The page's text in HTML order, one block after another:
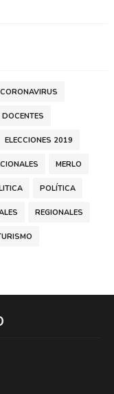
CORONAVIRUS
DOCENTES
ELECCIONES 2019
MERLO
POLÍTICA
REGIONALES